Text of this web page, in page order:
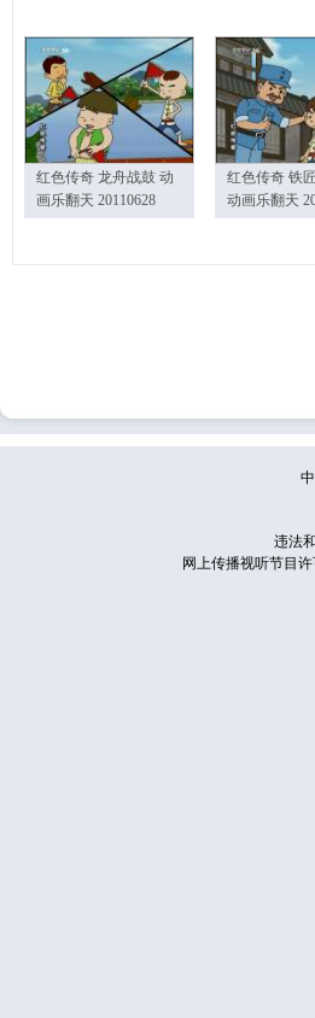
红色传奇 龙舟战鼓 动
画乐翻天 20110628
红色传奇 铁
动画乐翻天
违法
网上传播视听节目许